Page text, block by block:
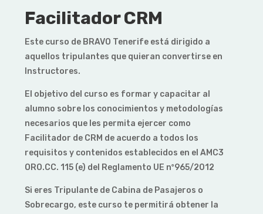
Facilitador CRM
Este curso de BRAVO Tenerife está dirigido a
aquellos tripulantes que quieran convertirse en
Instructores.
El objetivo del curso es formar y capacitar al
alumno sobre los conocimientos y metodologías
necesarios que les permita ejercer como
Facilitador de CRM de acuerdo a todos los
requisitos y contenidos establecidos en el AMC3
ORO.CC. 115 (e) del Reglamento UE nº965/2012
Si eres Tripulante de Cabina de Pasajeros o
Sobrecargo, este curso te permitirá obtener la